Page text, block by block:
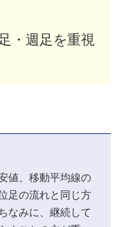
・週足を重視
値、移動平均線の
足の流れと同じ方
なみに、継続して